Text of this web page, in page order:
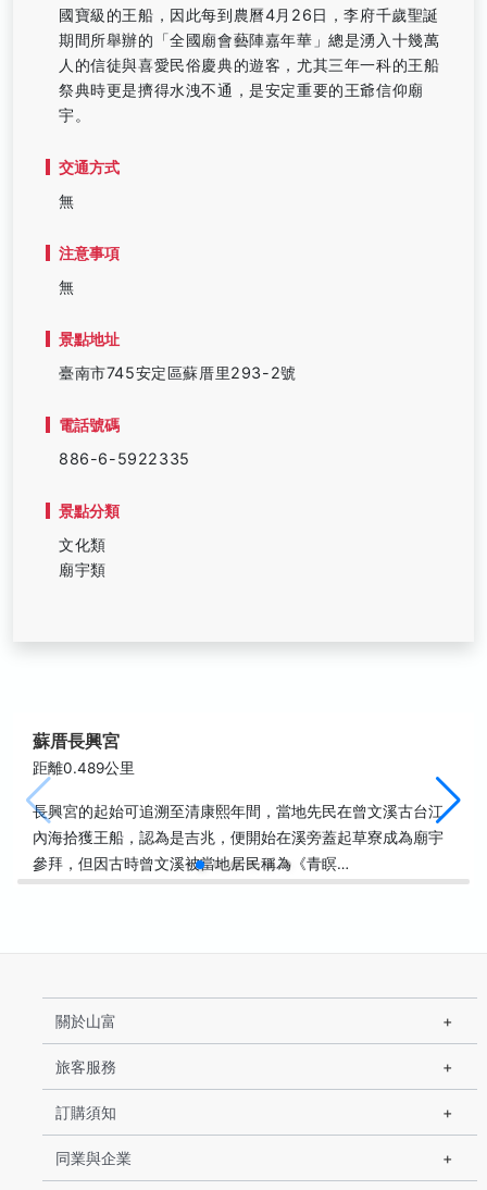
國寶級的王船，因此每到農曆4月26日，李府千歲聖誕
期間所舉辦的「全國廟會藝陣嘉年華」總是湧入十幾萬
人的信徒與喜愛民俗慶典的遊客，尤其三年一科的王船
祭典時更是擠得水洩不通，是安定重要的王爺信仰廟
宇。
交通方式
無
注意事項
無
景點地址
臺南市745安定區蘇厝里293-2號
電話號碼
886-6-5922335
景點分類
文化類
廟宇類
蘇厝長興宮
距離0.489公里
長興宮的起始可追溯至清康熙年間，當地先民在曾文溪古台江
內海拾獲王船，認為是吉兆，便開始在溪旁蓋起草寮成為廟宇
參拜，但因古時曾文溪被當地居民稱為《青瞑…
關於山富
旅客服務
訂購須知
同業與企業